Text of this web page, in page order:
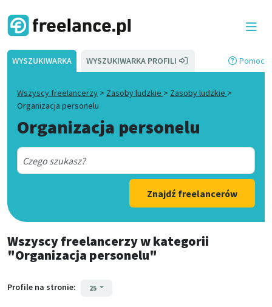
WYSZUKIWARKA WYSZUKIWARKA PROFILI Pomoc
Wszyscy freelancerzy > Zasoby ludzkie > Zasoby ludzkie >
Organizacja personelu
Organizacja personelu
Znajdź freelancerów
Wszyscy freelancerzyw kategorii
"Organizacja personelu"
Profile na stronie: 25